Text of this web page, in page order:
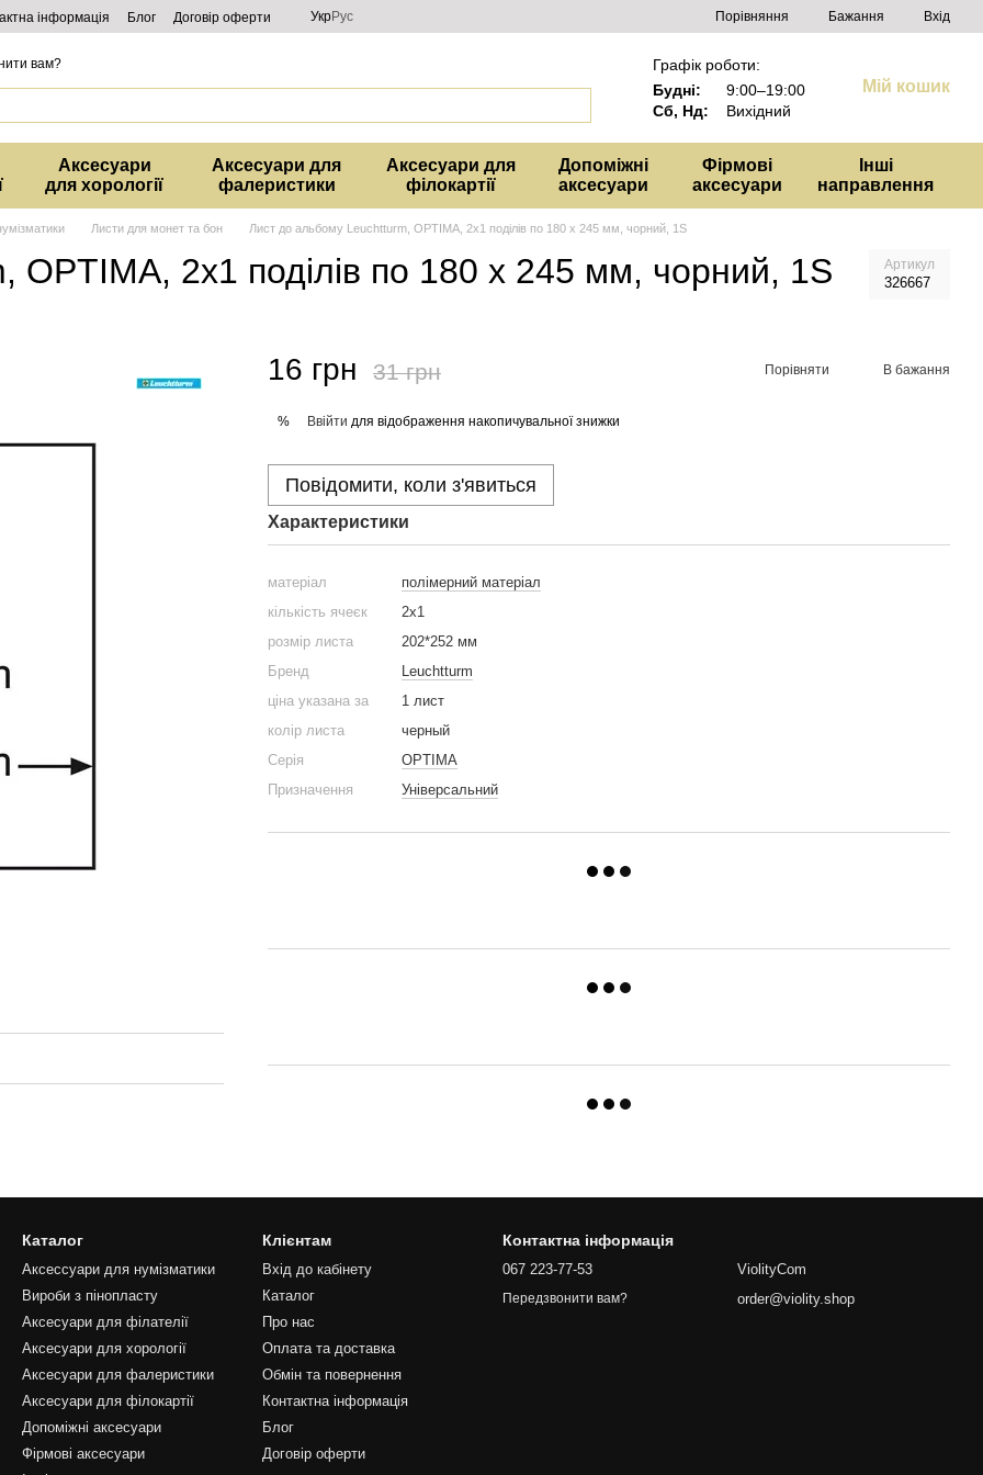
інформація Блог Договір оферти УкрРус Порівняння Бажання Вхід
вам?
Графік роботи:
Будні:
9:00–19:00
Сб, Нд:
Вихідний
Мій кошик
Аксесуари
для хорології
Аксесуари для
фалеристики
Аксесуари для
філокартії
Допоміжні
аксесуари
Фірмові
аксесуари
Інші
направлення
Листи для монет та бон Лист до альбому Leuchtturm, OPTIMA, 2x1 поділів по 180 x 245 мм, чорний, 1S
2x1 поділів по 180 x 245 мм, чорний, 1S Артикул
326667
16 грн 31 грн Порівняти В бажання
% Ввійти для відображення накопичувальної знижки
Повідомити, коли з'явиться
Характеристики
матеріал
полімерний матеріал
кількість ячеєк
2x1
розмір листа
202*252 мм
Бренд
Leuchtturm
ціна указана за
1 лист
колір листа
черный
Серія
OPTIMA
Призначення
Універсальний
Каталог
Аксессуари для нумізматики
Вироби з пінопласту
Аксесуари для філателії
Аксесуари для хорології
Аксесуари для фалеристики
Аксесуари для філокартії
Допоміжні аксесуари
Фірмові аксесуари
Клієнтам
Вхід до кабінету
Каталог
Про нас
Оплата та доставка
Обмін та повернення
Контактна інформація
Блог
Договір оферти
Контактна інформація
067 223-77-53
Передзвонити вам?
ViolityCom
order@violity.shop